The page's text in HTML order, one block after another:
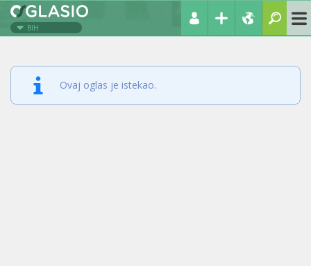
BIH
Ovaj oglas je istekao.